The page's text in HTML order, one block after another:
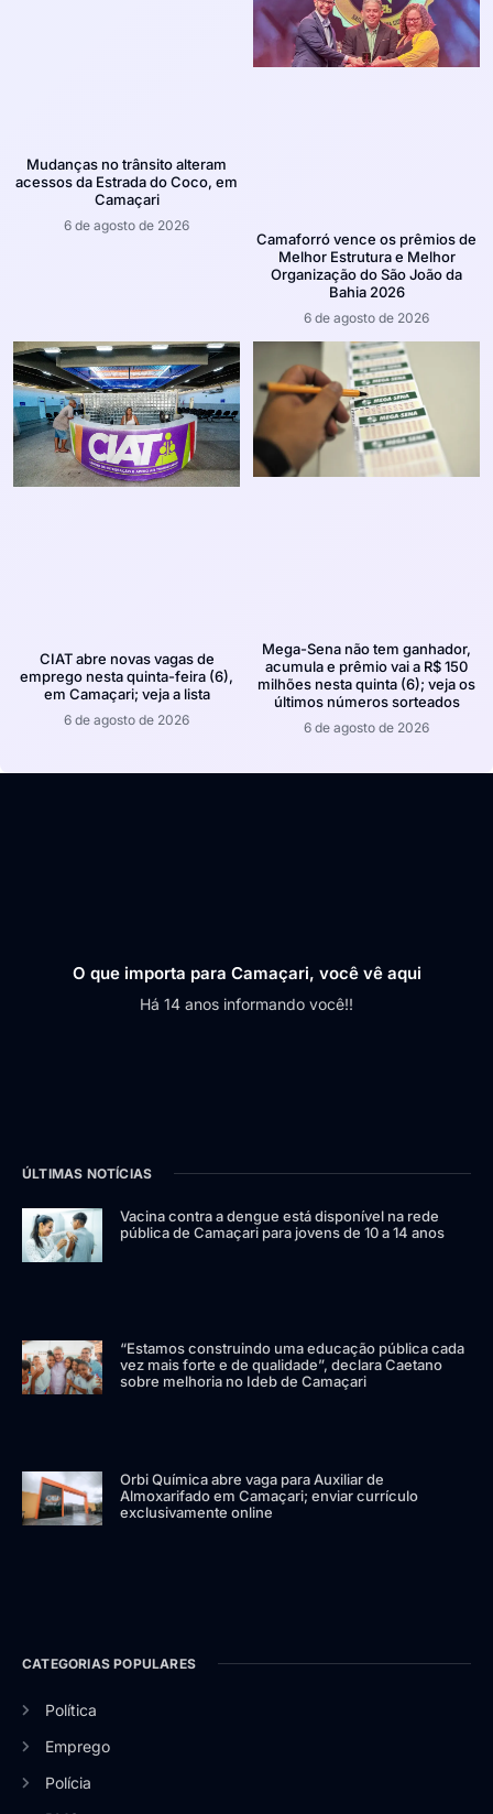
Mudanças no trânsito alteram
acessos da Estrada do Coco, em
Camaçari
6 de agosto de 2026
Camaforró vence os prêmios de
Melhor Estrutura e Melhor
Organização do São João da
Bahia 2026
6 de agosto de 2026
CIAT abre novas vagas de
emprego nesta quinta-feira (6),
em Camaçari; veja a lista
6 de agosto de 2026
Mega-Sena não tem ganhador,
acumula e prêmio vai a R$ 150
milhões nesta quinta (6); veja os
últimos números sorteados
6 de agosto de 2026
O que importa para Camaçari, você vê aqui
Há 14 anos informando você!!
ÚLTIMAS NOTÍCIAS
Vacina contra a dengue está disponível na rede
pública de Camaçari para jovens de 10 a 14 anos
“Estamos construindo uma educação pública cada
vez mais forte e de qualidade”, declara Caetano
sobre melhoria no Ideb de Camaçari
Orbi Química abre vaga para Auxiliar de
Almoxarifado em Camaçari; enviar currículo
exclusivamente online
CATEGORIAS POPULARES
Política
Emprego
Polícia